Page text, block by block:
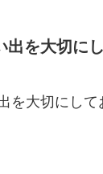
出を大切に
を大切にして